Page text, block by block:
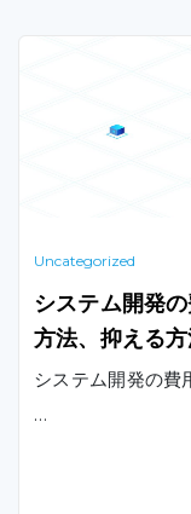
Uncategorized
システム開発
方法、抑える
システム開発の費
…